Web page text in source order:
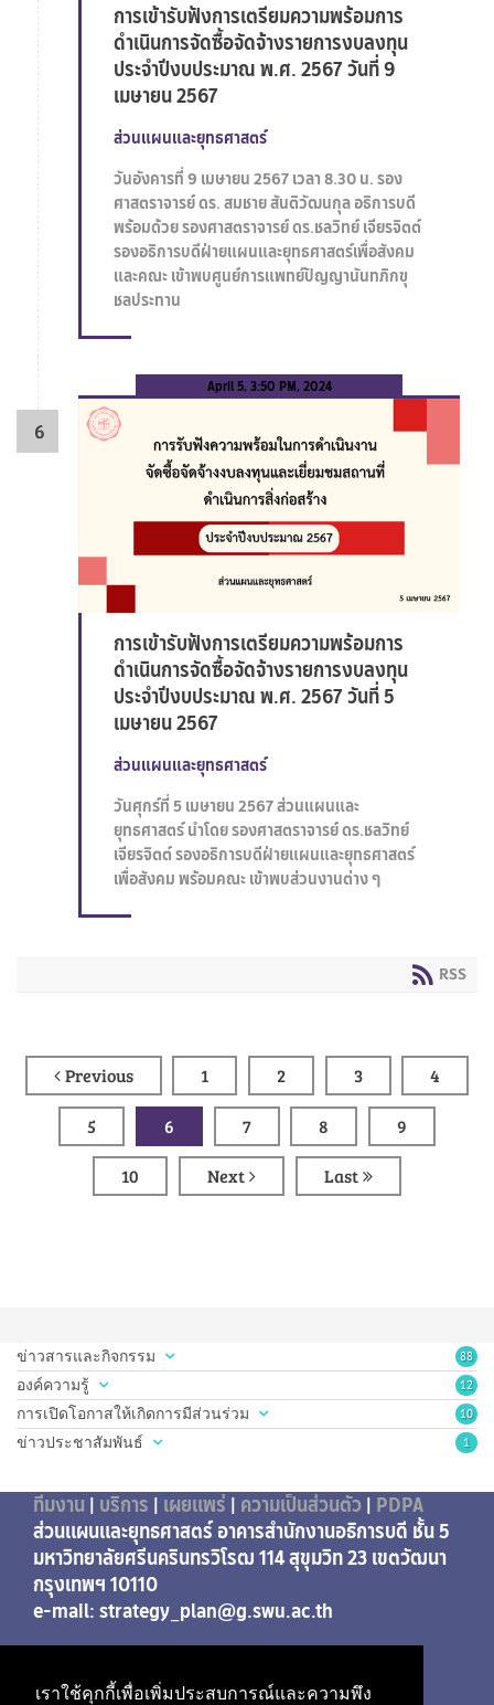
เราใช้คุกกี้เพื่อเพิ่มประสบการณ์และความพึง
การเข้ารับฟังการเตรียมความพร้อมการ
ดำเนินการจัดซื้อจัดจ้างรายการงบลงทุน
ประจำปีงบประมาณ พ.ศ. 2567 วันที่ 9
เมษายน 2567
ส่วนแผนและยุทธศาสตร์
วันอังคารที่ 9 เมษายน 2567 เวลา 8.30 น. รอง
ศาสตราจารย์ ดร. สมชาย สันติวัฒนกุล อธิการบดี
พร้อมด้วย รองศาสตราจารย์ ดร.ชลวิทย์ เจียรจิตต์
รองอธิการบดีฝ่ายแผนและยุทธศาสตร์เพื่อสังคม
และคณะ เข้าพบศูนย์การแพทย์ปัญญานันทภิกขุ
ชลประทาน
April 5, 3:50 PM, 2024
การเข้ารับฟังการเตรียมความพร้อมการ
ดำเนินการจัดซื้อจัดจ้างรายการงบลงทุน
ประจำปีงบประมาณ พ.ศ. 2567 วันที่ 5
เมษายน 2567
ส่วนแผนและยุทธศาสตร์
วันศุกร์ที่ 5 เมษายน 2567 ส่วนแผนและ
ยุทธศาสตร์ นำโดย รองศาสตราจารย์ ดร.ชลวิทย์
เจียรจิตต์ รองอธิการบดีฝ่ายแผนและยุทธศาสตร์
เพื่อสังคม พร้อมคณะ เข้าพบส่วนงานต่าง ๆ
RSS
Previous 1 2 3 4
5 6 7 8 9
10 Next Last
88
ข่าวสารและกิจกรรม
12
องค์ความรู้
10
การเปิดโอกาสให้เกิดการมีส่วนร่วม
1
ข่าวประชาสัมพันธ์
ทีมงาน| บริการ | เผยแพร่ | ความเป็นส่วนตัว| PDPA
ส่วนแผนและยุทธศาสตร์ อาคารสำนักงานอธิการบดี ชั้น 5
มหาวิทยาลัยศรีนครินทรวิโรฒ 114 สุขุมวิท 23 เขตวัฒนา
กรุงเทพฯ 10110
e-mail: strategy_plan@g.swu.ac.th